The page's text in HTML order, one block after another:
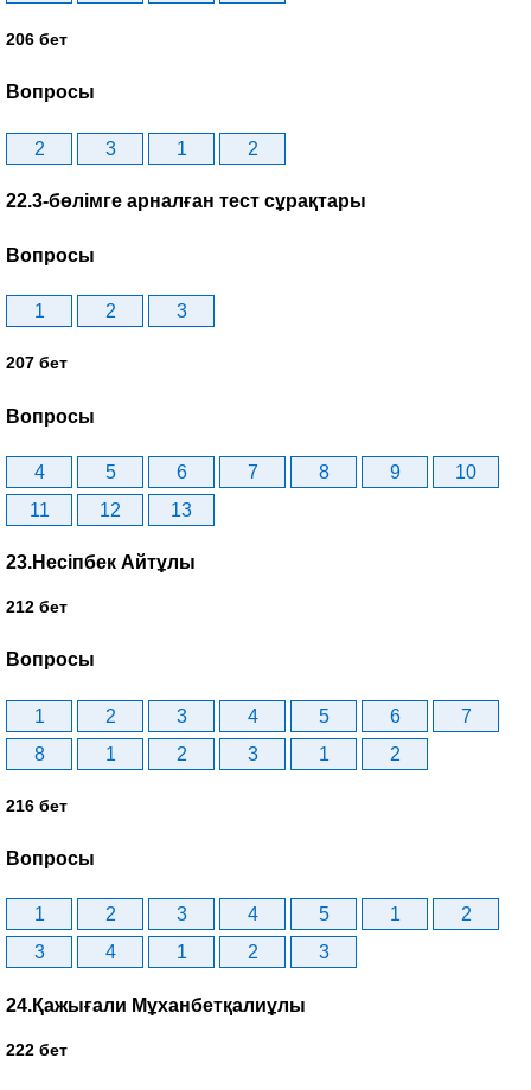
206 бет
Вопросы
2 3 1 2
22.3-бөлімге арналған тест сұрақтары
Вопросы
1 2 3
207 бет
Вопросы
4 5 6 7 8 9
10
11
12 13
23.Несіпбек Айтұлы
212 бет
Вопросы
1 2 3 4 5 6
7
8
1 2 3 1 2
216 бет
Вопросы
1 2 3 4 5 1
2
3
4 1 2 3
24.Қажығали Мұханбетқалиұлы
222 бет